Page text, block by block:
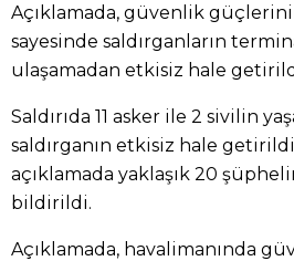
Açıklamada, güvenlik
sayesinde saldırganların
ulaşamadan etkisiz hale
Saldırıda 11 asker ile 2 sivilin
saldırganın etkisiz hale
açıklamada yaklaşık 20
bildirildi.
Açıklamada, havalimanında